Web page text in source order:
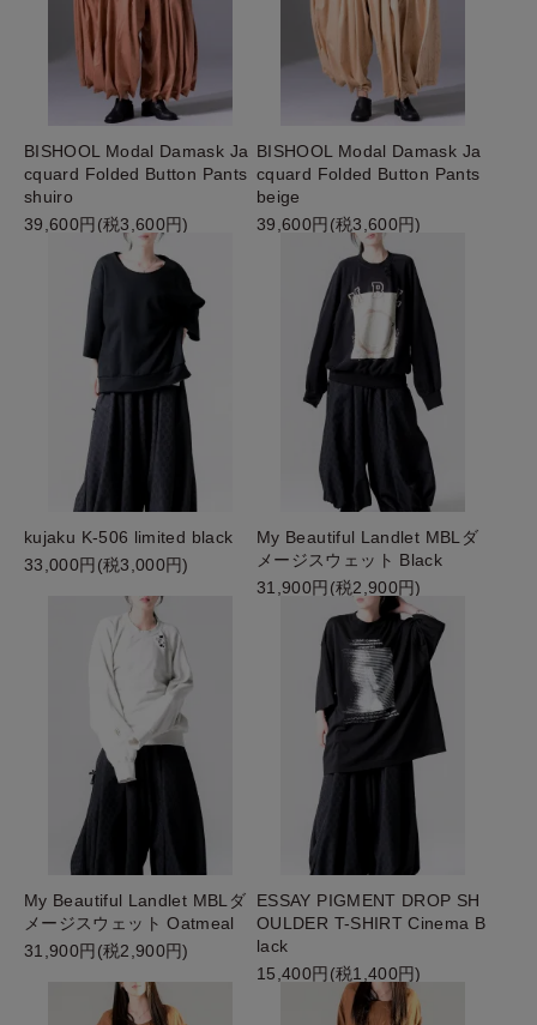
BISHOOL Modal Damask Ja
cquard Folded Button Pants
shuiro
39,600円(税3,600円)
BISHOOL Modal Damask Ja
cquard Folded Button Pants
beige
39,600円(税3,600円)
kujaku K-506 limited black
33,000円(税3,000円)
My Beautiful Landlet MBLダ
メージスウェット Black
31,900円(税2,900円)
My Beautiful Landlet MBLダ
メージスウェット Oatmeal
31,900円(税2,900円)
ESSAY PIGMENT DROP SH
OULDER T-SHIRT Cinema B
lack
15,400円(税1,400円)